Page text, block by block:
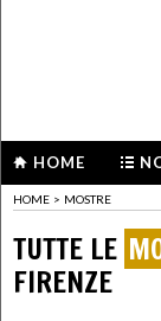
HOME
HOME > MOSTRE
TUTTE LE
FIRENZE